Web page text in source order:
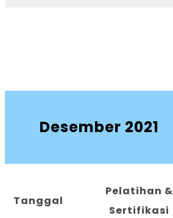
Desember 2021
Tanggal
Pelatihan &
Sertifikasi